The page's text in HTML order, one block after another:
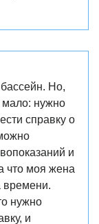
Но,
мало: нужно
справку о
и
что моя жена
времени.
нужно
и